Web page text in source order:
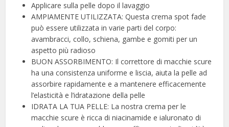
Applicare sulla pelle dopo il lavaggio
AMPIAMENTE UTILIZZATA: Questa crema spot fade
può essere utilizzata in varie parti del corpo:
avambracci, collo, schiena, gambe e gomiti per un
aspetto più radioso
BUON ASSORBIMENTO: Il correttore di macchie scure
ha una consistenza uniforme e liscia, aiuta la pelle ad
assorbire rapidamente e a mantenere efficacemente
l’elasticità e l’idratazione della pelle
IDRATA LA TUA PELLE: La nostra crema per le
macchie scure è ricca di niacinamide e ialuronato di